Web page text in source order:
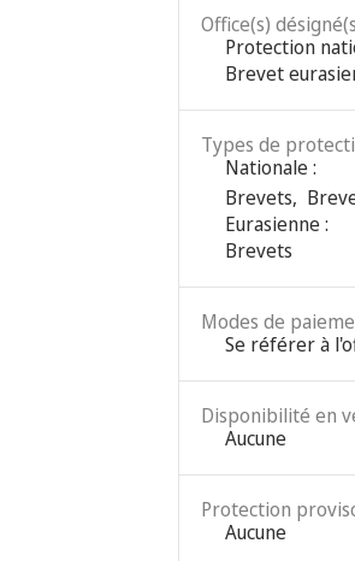
Office(s)
Protection
Brevet
Types de
Nationale :
Brevets,
Eurasienne :
Brevets
Modes de
Se référer à
Disponibilité en
Aucune
Protection
Aucune